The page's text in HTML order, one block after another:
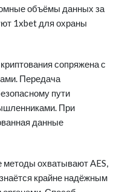
объёмы данных за
1xbet для охраны
сопряжена с
Передача
пути
При
данные
охватывают AES,
крайне надёжным